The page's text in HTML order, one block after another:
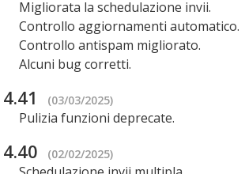
Migliorata la schedulazione invii.
Controllo aggiornamenti automatico.
Controllo antispam migliorato.
Alcuni bug corretti.
4.41 (03/03/2025)
Pulizia funzioni deprecate.
4.40 (02/02/2025)